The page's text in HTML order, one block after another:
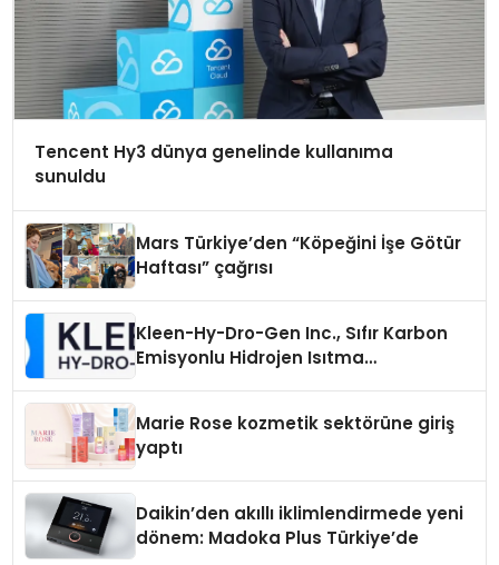
Tencent Hy3 dünya genelinde kullanıma
sunuldu
Mars Türkiye’den “Köpeğini İşe Götür
Haftası” çağrısı
Kleen-Hy-Dro-Gen Inc., Sıfır Karbon
Emisyonlu Hidrojen Isıtma
Marie Rose kozmetik sektörüne giriş
yaptı
Daikin’den akıllı iklimlendirmede yeni
dönem: Madoka Plus Türkiye’de